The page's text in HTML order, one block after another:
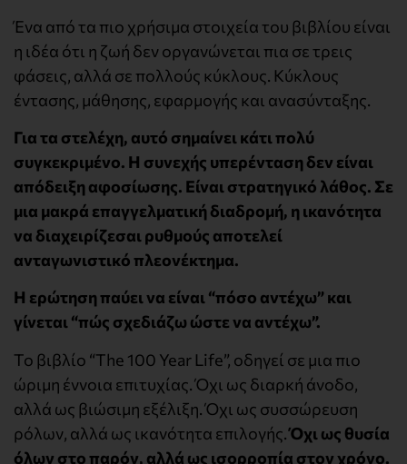
Ένα από τα πιο χρήσιμα στοιχεία του βιβλίου είναι
η ιδέα ότι η ζωή δεν οργανώνεται πια σε τρεις
φάσεις, αλλά σε πολλούς κύκλους. Κύκλους
έντασης, μάθησης, εφαρμογής και ανασύνταξης.
Για τα στελέχη, αυτό σημαίνει κάτι πολύ
συγκεκριμένο. Η συνεχής υπερένταση δεν είναι
απόδειξη αφοσίωσης. Είναι στρατηγικό λάθος. Σε
μια μακρά επαγγελματική διαδρομή, η ικανότητα
να διαχειρίζεσαι ρυθμούς αποτελεί
ανταγωνιστικό πλεονέκτημα.
Η ερώτηση παύει να είναι “πόσο αντέχω” και
γίνεται “πώς σχεδιάζω ώστε να αντέχω”.
Το βιβλίο “The 100 Year Life”, οδηγεί σε μια πιο
ώριμη έννοια επιτυχίας. Όχι ως διαρκή άνοδο,
αλλά ως βιώσιμη εξέλιξη. Όχι ως συσσώρευση
ρόλων, αλλά ως ικανότητα επιλογής.Όχι ως θυσία
όλων στο παρόν, αλλά ως ισορροπία στον χρόνο.